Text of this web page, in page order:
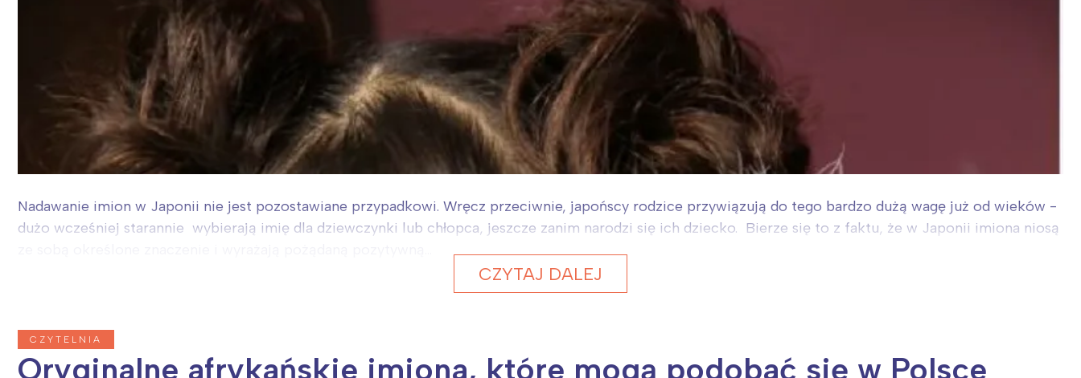
Nadawanie imion w Japonii nie jest pozostawiane przypadkowi. Wręcz przeciwnie, japońscy rodzice przywiązują do tego bardzo dużą wagę już od wieków -
dużo wcześniej starannie wybierają imię dla dziewczynki lub chłopca, jeszcze zanim narodzi się ich dziecko. Bierze się to z faktu, że w Japonii imiona niosą
CZYTAJ DALEJ
CZYTELNIA
Oryginalne afrykańskie imiona, które mogą podobać się w Polsce